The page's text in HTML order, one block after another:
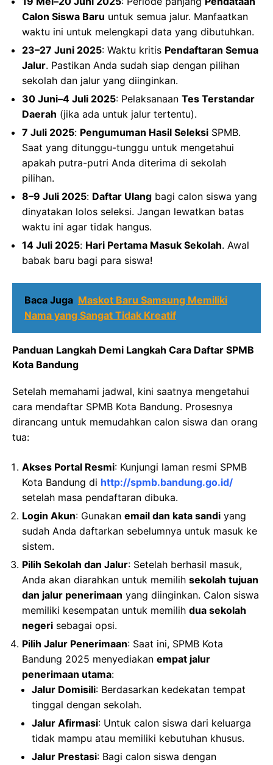
Calon Siswa Baru untuk semua jalur. Manfaatkan
waktu ini untuk melengkapi data yang dibutuhkan.
23–27 Juni 2025: Waktu kritis Pendaftaran Semua
Jalur. Pastikan Anda sudah siap dengan pilihan
sekolah dan jalur yang diinginkan.
30 Juni–4 Juli 2025: Pelaksanaan Tes Terstandar
Daerah (jika ada untuk jalur tertentu).
7 Juli 2025: Pengumuman Hasil Seleksi SPMB.
Saat yang ditunggu-tunggu untuk mengetahui
apakah putra-putri Anda diterima di sekolah
pilihan.
8–9 Juli 2025: Daftar Ulang bagi calon siswa yang
dinyatakan lolos seleksi. Jangan lewatkan batas
waktu ini agar tidak hangus.
14 Juli 2025: Hari Pertama Masuk Sekolah. Awal
babak baru bagi para siswa!
Baca Juga Maskot Baru Samsung Memiliki
Nama yang Sangat Tidak Kreatif
Panduan Langkah Demi Langkah Cara Daftar SPMB
Kota Bandung
Setelah memahami jadwal, kini saatnya mengetahui
cara mendaftar SPMB Kota Bandung. Prosesnya
dirancang untuk memudahkan calon siswa dan orang
tua:
Akses Portal Resmi: Kunjungi laman resmi SPMB
Kota Bandung di http://spmb.bandung.go.id/
setelah masa pendaftaran dibuka.
Login Akun: Gunakan email dan kata sandi yang
sudah Anda daftarkan sebelumnya untuk masuk ke
sistem.
Pilih Sekolah dan Jalur: Setelah berhasil masuk,
Anda akan diarahkan untuk memilih sekolah tujuan
dan jalur penerimaan yang diinginkan. Calon siswa
memiliki kesempatan untuk memilih dua sekolah
negeri sebagai opsi.
Pilih Jalur Penerimaan: Saat ini, SPMB Kota
Bandung 2025 menyediakan empat jalur
penerimaan utama:
Jalur Domisili: Berdasarkan kedekatan tempat
tinggal dengan sekolah.
Jalur Afirmasi: Untuk calon siswa dari keluarga
tidak mampu atau memiliki kebutuhan khusus.
Jalur Prestasi: Bagi calon siswa dengan